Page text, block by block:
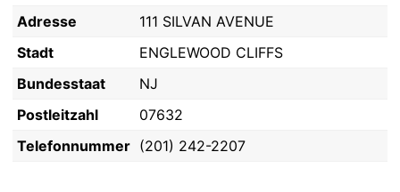
Adresse
111 SILVAN AVENUE
Stadt
ENGLEWOOD CLIFFS
Bundesstaat
NJ
Postleitzahl
07632
Telefonnummer (201) 242-2207